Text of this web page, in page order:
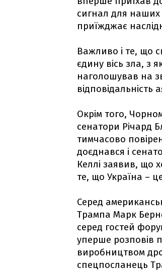
сигнал для наших
приїжджає
Важливо і те, що
єдину вісь зла, з
наголошував на
Окрім того,
сенатори Річард
тимчасово
доєднався і
Келлі заявив, що
те, що Україна –
Серед
Трампа Марк
серед гостей
уперше розповів
виробництвом
спецпосланець